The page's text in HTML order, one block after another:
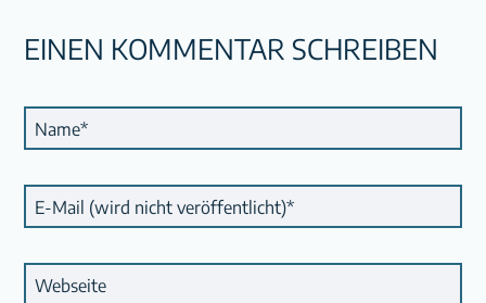
EINEN KOMMENTAR SCHREIBEN
Pflichtfeld
Name*
Pflichtfeld
E-Mail (wird nicht veröffentlicht)*
Webseite